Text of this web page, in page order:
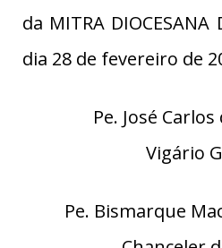
da MITRA DIOCESANA
dia 28 de fevereiro de
Pe. José
Vigário
Pe. Bismarque